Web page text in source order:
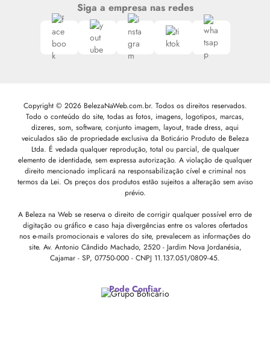
Siga a empresa nas redes
Copyright © 2026 BelezaNaWeb.com.br. Todos os direitos reservados.
Todo o conteúdo do site, todas as fotos, imagens, logotipos, marcas,
dizeres, som, software, conjunto imagem, layout, trade dress, aqui
veiculados são de propriedade exclusiva da Boticário Produto de Beleza
Ltda. É vedada qualquer reprodução, total ou parcial, de qualquer
elemento de identidade, sem expressa autorização. A violação de qualquer
direito mencionado implicará na responsabilização cível e criminal nos
termos da Lei. Os preços dos produtos estão sujeitos a alteração sem aviso
prévio.
A Beleza na Web se reserva o direito de corrigir qualquer possível erro de
digitação ou gráfico e caso haja divergências entre os valores ofertados
nos e-mails promocionais e valores do site, prevalecem as informações do
site. Av. Antonio Cândido Machado, 2520 - Jardim Nova Jordanésia,
Cajamar - SP, 07750-000 - CNPJ 11.137.051/0809-45.
Pode Confiar